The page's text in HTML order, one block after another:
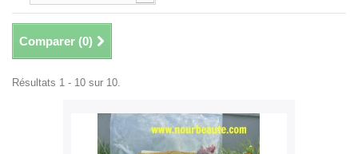
Comparer (0)
Résultats 1 - 10 sur 10.